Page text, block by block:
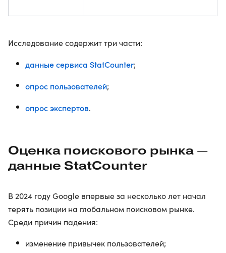
Исследование содержит три части:
данные сервиса StatCounter;
опрос пользователей;
опрос экспертов.
Оценка поискового рынка —
данные StatCounter
В 2024 году Google впервые за несколько лет начал
терять позиции на глобальном поисковом рынке.
Среди причин падения:
изменение привычек пользователей;